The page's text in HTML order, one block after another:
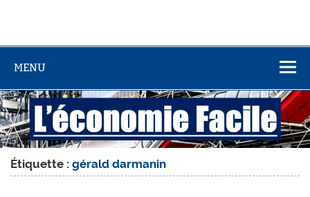
MENU
Étiquette :gérald darmanin